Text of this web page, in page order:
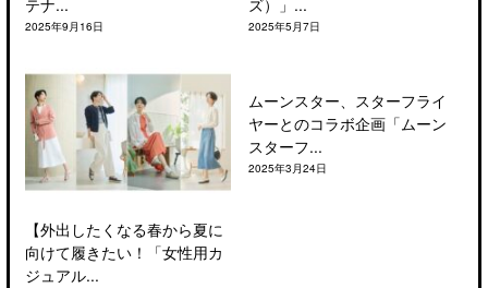
テナ...
2025年9月16日
ズ）」...
2025年5月7日
【外出したくなる春から夏に
向けて履きたい！「女性用カ
ジュアル...
ムーンスター、スターフライ
ヤーとのコラボ企画「ムーン
スターフ...
2025年3月24日